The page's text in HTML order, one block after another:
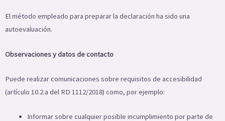
El método empleado para preparar la declaración ha sido una
autoevaluación.
Observaciones y datos de contacto
Puede realizar comunicaciones sobre requisitos de accesibilidad
(artículo 10.2.a del RD 1112/2018) como, por ejemplo:
Informar sobre cualquier posible incumplimiento por parte de